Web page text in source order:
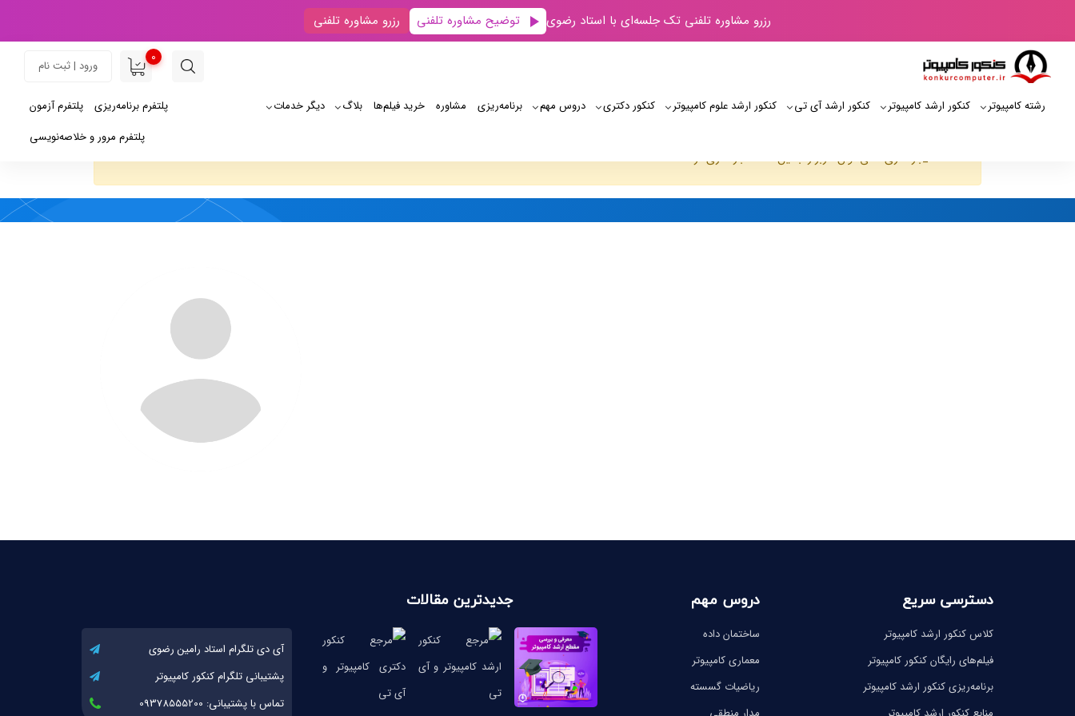
رزرو مشاوره تلفنی تک جلسه‌ای با استاد رضوی توضیح مشاوره تلفنی رزرو مشاوره تلفنی
0
ورود | ثبت نام
رشته کامپیوتر کنکور ارشد کامپیوتر کنکور ارشد آی‌ تی کنکور ارشد علوم کامپیوتر کنکور دکتری دروس مهم برنامه‌‌ریزی مشاوره خرید فیلم‌ها بلاگ دیگر خدمات پلتفرم آزمون
پلتفرم برنامه‌ریزی
پلتفرم مرور و خلاصه‌نویسی
JUser: :_بارگذاری :نمی توان کاربر را با این شناسه بارگذاری کرد: 205
دسترسی سریع
کلاس کنکور ارشد کامپیوتر
فیلم‌های رایگان کنکور کامپیوتر
برنامه‌ریزی کنکور ارشد کامپیوتر
دروس مهم
ساختمان داده
معماری کامپیوتر
ریاضیات گسسته
جدیدترین مقالات
آی دی تلگرام استاد رامین رضوی
پشتیبانی تلگرام کنکور کامپیوتر
تماس با پشتیبانی: 09378555200